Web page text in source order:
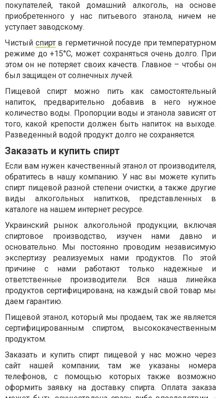
покупателей, такой домашний алкоголь, на основе
приобретенного у нас питьевого этанола, ничем не
уступает заводскому.
Чистый спиртв герметичной посуде при температурном
режиме до +15°С, может сохраняться очень долго. При
этом он не потеряет своих качеств. Главное – чтобы он
был защищен от солнечных лучей.
Пищевой спирт можно пить как самостоятельный
напиток, предварительно добавив в него нужное
количество воды. Пропорции воды и этанола зависят от
того, какой крепости должен быть напиток на выходе.
Разведенный водой продукт долго не сохраняется.
Заказать и купить спирт
Если вам нужен качественный этанол от производителя,
обратитесь в нашу компанию. У нас вы можете купить
спирт пищевой разной степени очистки, а также другие
виды алкогольных напитков, представленных в
каталоге на нашем интернет ресурсе.
Украинский рынок алкогольной продукции, включая
спиртовое производство, изучен нами давно и
основательно. Мы постоянно проводим независимую
экспертизу реализуемых нами продуктов. По этой
причине с нами работают только надежные и
ответственные производители. Вся наша линейка
продуктов сертифицирована; на каждый свой товар мы
даем гарантию.
Пищевой этанол, который мы продаем, так же является
сертифицированным спиртом, высококачественным
продуктом.
Заказать и купить спирт пищевой у нас можно через
сайт нашей компании; там же указаны номера
телефонов, с помощью которых также возможно
оформить заявку на доставку спирта. Оплата заказа